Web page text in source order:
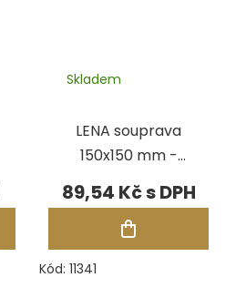
LENA souprava
150x150 mm -
ČERVENÁ
Skladem
89,54 Kč
Kód: 11341